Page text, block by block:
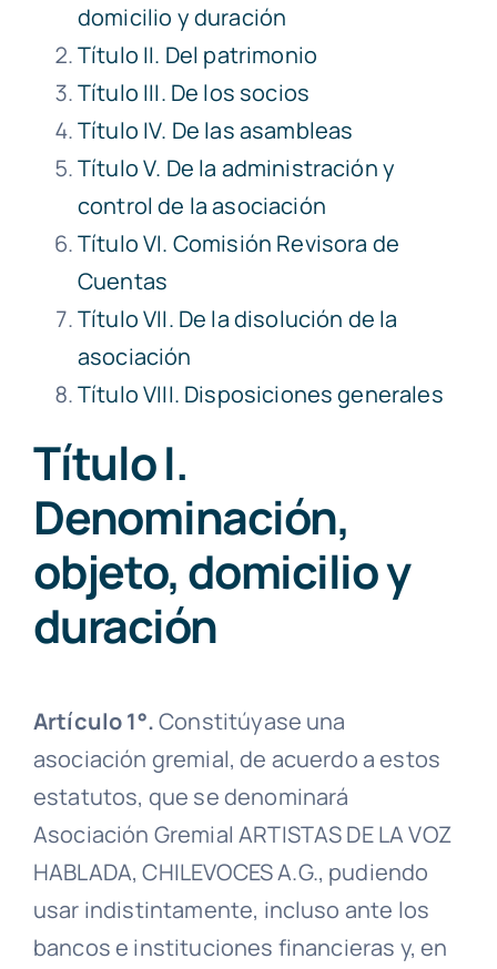
domicilio y duración
Título II. Del patrimonio
Título III. De los socios
Título IV. De las asambleas
Título V. De la administración y
control de la asociación
Título VI. Comisión Revisora de
Cuentas
Título VII. De la disolución de la
asociación
Título VIII. Disposiciones generales
Título I.
Denominación,
objeto, domicilio y
duración
Artículo 1°.Constitúyase una
asociación gremial, de acuerdo a estos
estatutos, que se denominará
Asociación Gremial ARTISTAS DE LA VOZ
HABLADA, CHILEVOCES A.G., pudiendo
usar indistintamente, incluso ante los
bancos e instituciones financieras y, en